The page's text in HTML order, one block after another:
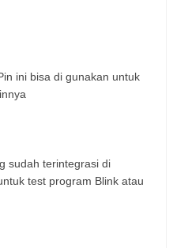
ini bisa di gunakan untuk
sudah terintegrasi di
test program Blink atau